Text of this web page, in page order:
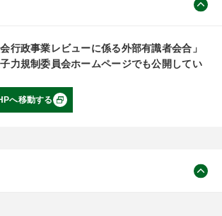
行政事業レビューに係る外部有識者会合」
力規制委員会ホームページでも公開してい
へ移動する